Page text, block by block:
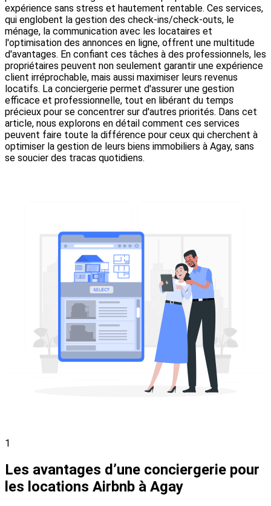
expérience sans stress et hautement rentable. Ces services,
qui englobent la gestion des check-ins/check-outs, le
ménage, la communication avec les locataires et
l'optimisation des annonces en ligne, offrent une multitude
d'avantages. En confiant ces tâches à des professionnels, les
propriétaires peuvent non seulement garantir une expérience
client irréprochable, mais aussi maximiser leurs revenus
locatifs. La conciergerie permet d'assurer une gestion
efficace et professionnelle, tout en libérant du temps
précieux pour se concentrer sur d'autres priorités. Dans cet
article, nous explorons en détail comment ces services
peuvent faire toute la différence pour ceux qui cherchent à
optimiser la gestion de leurs biens immobiliers à Agay, sans
se soucier des tracas quotidiens.
1
Les avantages d’une conciergerie pour
les locations Airbnb à Agay